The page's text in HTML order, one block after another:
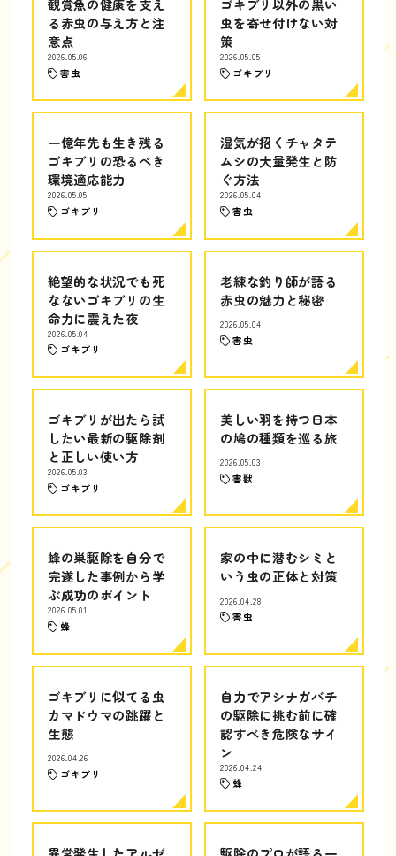
観賞魚の健康を支え
る赤虫の与え方と注
意点
2026.05.06
害虫
ゴキブリ以外の黒い
虫を寄せ付けない対
策
2026.05.05
ゴキブリ
一億年先も生き残る
ゴキブリの恐るべき
環境適応能力
2026.05.05
ゴキブリ
湿気が招くチャタテ
ムシの大量発生と防
ぐ方法
2026.05.04
害虫
絶望的な状況でも死
なないゴキブリの生
命力に震えた夜
2026.05.04
ゴキブリ
老練な釣り師が語る
赤虫の魅力と秘密
2026.05.04
害虫
ゴキブリが出たら試
したい最新の駆除剤
と正しい使い方
2026.05.03
ゴキブリ
美しい羽を持つ日本
の鳩の種類を巡る旅
2026.05.03
害獣
蜂の巣駆除を自分で
完遂した事例から学
ぶ成功のポイント
2026.05.01
蜂
家の中に潜むシミと
いう虫の正体と対策
2026.04.28
害虫
ゴキブリに似てる虫
カマドウマの跳躍と
生態
2026.04.26
ゴキブリ
自力でアシナガバチ
の駆除に挑む前に確
認すべき危険なサイ
ン
2026.04.24
蜂